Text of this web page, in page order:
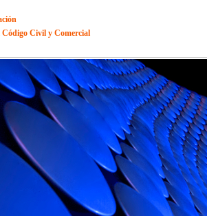
Código Civil y Comercial